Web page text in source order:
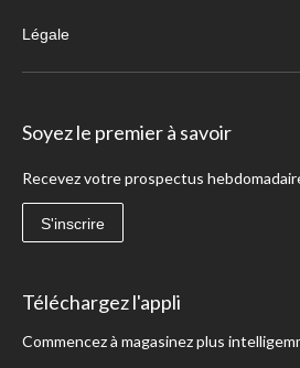
Légale
Soyez le premier à savoir
Recevez votre prospectus
S'inscrire
Téléchargez l'appli
Commencez à magasinez plus